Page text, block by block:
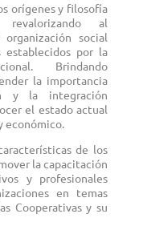
orígenes y filosofía
al
social
establecidos por la
Brindando
la importancia
y la integración
el estado actual
económico.
de los
la capacitación
y profesionales
en temas
Cooperativas y su